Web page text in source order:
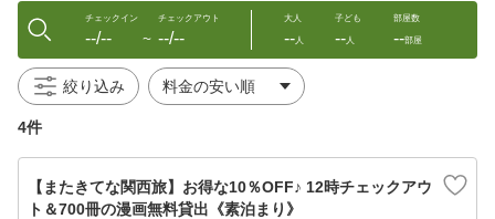
チェックイン
--/-- 〜
チェックアウト
--/--
大人
--人
子ども
--人
部屋数
--部屋
絞り込み
4件
【またきてな関西旅】お得な10％OFF♪ 12時チェックアウ
ト＆700冊の漫画無料貸出《素泊まり》